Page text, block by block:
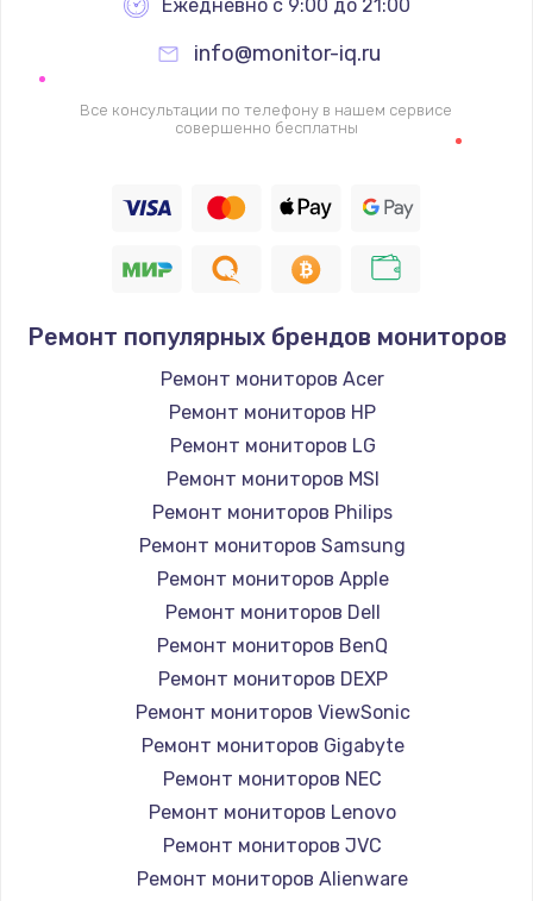
Ремонт цепей питания
2500 руб.
Заказать
Замена жесткого диска
Заказать
Установка драйверов
725 руб.
Заказать
Замена вебкамеры
1260 руб.
Заказать
Ремонт петель крышки
990 руб.
Заказать
Настройка Wi-Fi
1030 руб.
Заказать
Замена шим-контроллера
Ежедневно с 9:00 до 21:00
info@monitor-iq.ru
Все консультации по телефону в нашем сервисе
совершенно бесплатны
Ремонт популярных брендов мониторов
Ремонт мониторов Acer
Ремонт мониторов HP
Ремонт мониторов LG
Ремонт мониторов MSI
Ремонт мониторов Philips
Ремонт мониторов Samsung
Ремонт мониторов Apple
Ремонт мониторов Dell
Ремонт мониторов BenQ
Ремонт мониторов DEXP
Ремонт мониторов ViewSonic
Ремонт мониторов Gigabyte
Ремонт мониторов NEC
Ремонт мониторов Lenovo
Ремонт мониторов JVC
Ремонт мониторов Alienware